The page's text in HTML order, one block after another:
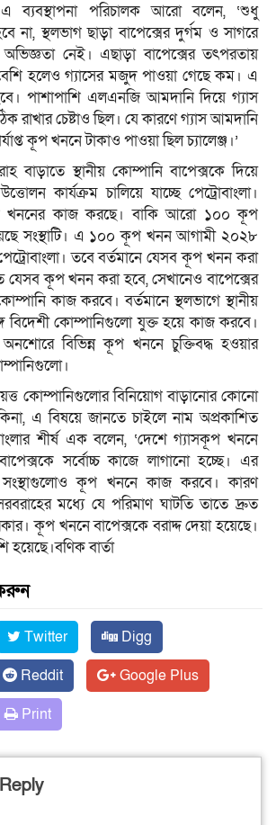
এ ব্যবস্থাপনা পরিচালক আরো বলেন, ‘শুধু
না, স্থলভাগ ছাড়া বাপেক্সের দুর্গম ও সাগরে
নেই। এছাড়া বাপেক্সের তৎপরতায়
হলেও গ্যাসের মজুদ পাওয়া গেছে কম। এ
পাশাপাশি এলএনজি আমদানি দিয়ে গ্যাস
রাখার চেষ্টাও ছিল। যে কারণে গ্যাস আমদানি
কূপ খননে টাকাও পাওয়া ছিল চ্যালেঞ্জ।’
বাড়াতে স্থানীয় কোম্পানি বাপেক্সকে দিয়ে
কার্যক্রম চালিয়ে যাচ্ছে পেট্রোবাংলা।
খননের কাজ করছে। বাকি আরো ১০০ কূপ
সংস্থাটি। এ ১০০ কূপ খনন আগামী ২০২৮
তবে বর্তমানে যেসব কূপ খনন করা
যেসব কূপ খনন করা হবে, সেখানেও বাপেক্সের
কাজ করবে। বর্তমানে স্থলভাগে স্থানীয়
বিদেশী কোম্পানিগুলো যুক্ত হয়ে কাজ করবে।
বিভিন্ন কূপ খননে চুক্তিবদ্ধ হওয়ার
কোম্পানিগুলোর বিনিয়োগ বাড়ানোর কোনো
এ বিষয়ে জানতে চাইলে নাম অপ্রকাশিত
শীর্ষ এক বলেন, ‘দেশে গ্যাসকূপ খননে
বাপেক্সকে সর্বোচ্চ কাজে লাগানো হচ্ছে। এর
সংস্থাগুলোও কূপ খননে কাজ করবে। কারণ
মধ্যে যে পরিমাণ ঘাটতি তাতে দ্রুত
কূপ খননে বাপেক্সকে বরাদ্দ দেয়া হয়েছে।
বার্তা
Twitter
Digg
Reddit
Google Plus
Print